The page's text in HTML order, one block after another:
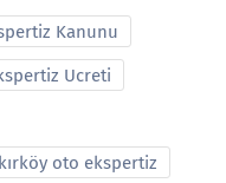
Kanunu
Ucreti
oto ekspertiz